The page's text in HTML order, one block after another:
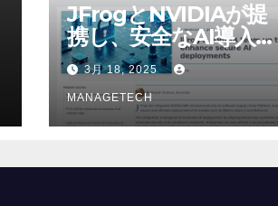
JFrogとNVIDIAが提
携し、安全なAI導入を
強化
3月 18, 2025
MANAGETECH